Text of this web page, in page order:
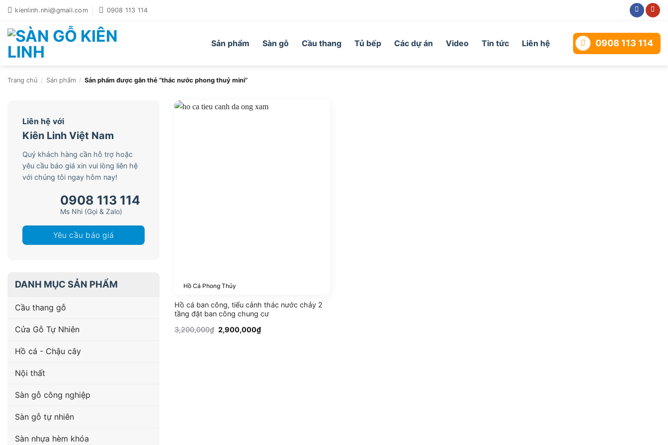
Bỏ
nội
dung
kienlinh.nhi@gmail.com 0908 113 114
Sản phẩm Sàn gỗ Cầu thang Tủ bếp Các dự án Video Tin tức Liên hệ 0908 113 114
Trang chủ / Sản phẩm / Sản phẩm được gắn thẻ “thác nước phong thuỷ mini”
Liên hệ với
Kiên Linh Việt Nam
Quý khách hàng cần hỗ trợ hoặc
yêu cầu báo giá xin vui lòng liên hệ
với chúng tôi ngay hôm nay!
0908 113 114
Ms Nhi (Gọi & Zalo)
Yêu cầu báo giá
DANH MỤC SẢN PHẨM
Cầu thang gỗ
Cửa Gỗ Tự Nhiên
Hồ cá - Chậu cây
Nội thất
Sàn gỗ công nghiệp
Sàn gỗ tự nhiên
Sàn nhựa hèm khóa
Hồ Cá Phong Thủy
Hồ cá ban công, tiểu cảnh thác nước chảy 2
tầng đặt ban công chung cư
3,200,000₫ Giá
gốc
2,900,000₫Giá